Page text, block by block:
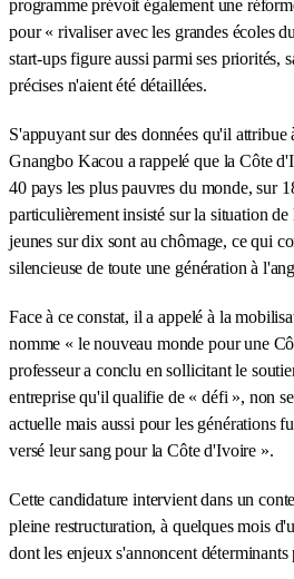
programme prévoit également une
pour « rivaliser avec les grandes écoles
start-ups figure aussi parmi ses priorités,
précises n'aient été détaillées.
S'appuyant sur des données qu'il attribue
Gnangbo Kacou a rappelé que la Côte
40 pays les plus pauvres du monde, sur
particulièrement insisté sur la situation
jeunes sur dix sont au chômage, ce qui
silencieuse de toute une génération à
Face à ce constat, il a appelé à la
nomme « le nouveau monde pour une
professeur a conclu en sollicitant le
entreprise qu'il qualifie de « défi », non
actuelle mais aussi pour les générations
versé leur sang pour la Côte d'Ivoire ».
Cette candidature intervient dans un
pleine restructuration, à quelques mois
dont les enjeux s'annoncent